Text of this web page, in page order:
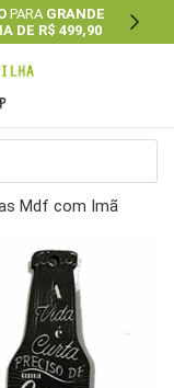
PARA GRANDE
DE R$ 499,90 Next
Mdf com Imã